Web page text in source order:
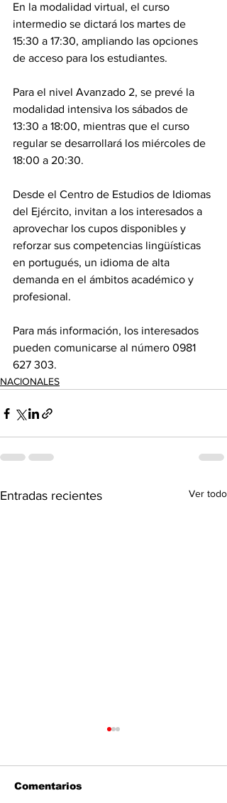
En la modalidad virtual, el curso
intermedio se dictará los martes de
15:30 a 17:30, ampliando las opciones
de acceso para los estudiantes.
Para el nivel Avanzado 2, se prevé la
modalidad intensiva los sábados de
13:30 a 18:00, mientras que el curso
regular se desarrollará los miércoles de
18:00 a 20:30.
Desde el Centro de Estudios de Idiomas
del Ejército, invitan a los interesados a
aprovechar los cupos disponibles y
reforzar sus competencias lingüísticas
en portugués, un idioma de alta
demanda en el ámbitos académico y
profesional.
Para más información, los interesados
pueden comunicarse al número 0981
627 303.
NACIONALES
Entradas recientes Ver todo
Comentarios